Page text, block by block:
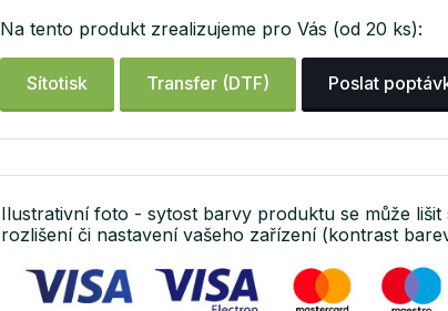
Na tento produkt zrealizujeme pro Vás (od 20 ks):
Sítotisk Transfer (DTF) Poslat
Ilustrativní foto - sytost barvy produktu se může
rozlišení či nastavení vašeho zařízení (kontrast